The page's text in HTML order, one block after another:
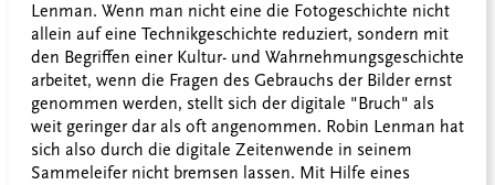
Lenman. Wenn man nicht eine die Fotogeschichte nicht
allein auf eine Technikgeschichte reduziert, sondern mit
den Begriffen einer Kultur- und Wahrnehmungsgeschichte
arbeitet, wenn die Fragen des Gebrauchs der Bilder ernst
genommen werden, stellt sich der digitale "Bruch" als
weit geringer dar als oft angenommen. Robin Lenman hat
sich also durch die digitale Zeitenwende in seinem
Sammeleifer nicht bremsen lassen. Mit Hilfe eines